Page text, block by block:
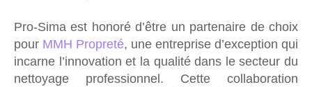
Pro-Sima est honoré d’être un partenaire de choix
pour MMH Propreté, une entreprise d’exception qui
incarne l’innovation et la qualité dans le secteur du
nettoyage professionnel. Cette collaboration